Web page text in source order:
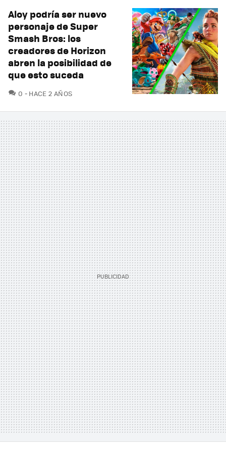
Aloy podría ser nuevo
personaje de Super
Smash Bros: los
creadores de Horizon
abren la posibilidad de
que esto suceda
0 COMENTARIOS
HACE 2 AÑOS